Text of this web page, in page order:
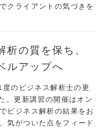
クライアントの気づきを
析の質を保ち、
ルアップへ
のビジネス解析士の更
。更新講習の開催はオン
ビジネス解析の結果をお
気がついた点をフィード